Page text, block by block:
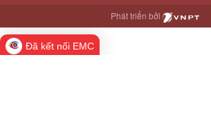
Phát triển bởi
Đã kết nối EMC